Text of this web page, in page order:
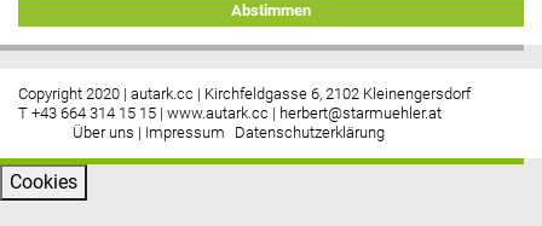
Abstimmen
Copyright 2020 | autark.cc | Kirchfeldgasse 6, 2102 Kleinengersdorf
T +43 664 314 15 15 | www.autark.cc | herbert@starmuehler.at
Über uns | Impressum Datenschutzerklärung
Cookies